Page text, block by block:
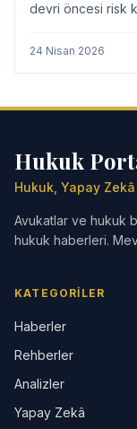
devri öncesi risk
üzerindeki
24 Nisan 2026
Hukuk
Hukuk, Yapay
Avukatlar ve hukuk
hukuk haberleri.
KATEGORILER
Haberler
Rehberler
Analizler
Yapay Zekâ